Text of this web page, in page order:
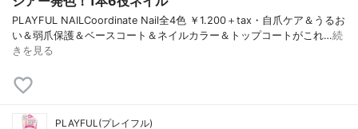
PLAYFUL NAILCoordinate Nail全4色 ￥1.200＋tax・自爪ケア＆うるお
い＆弱爪保護＆ベースコート＆ネイルカラー＆トップコートがこれ…続
きを見る
PLAYFUL(プレイフル)